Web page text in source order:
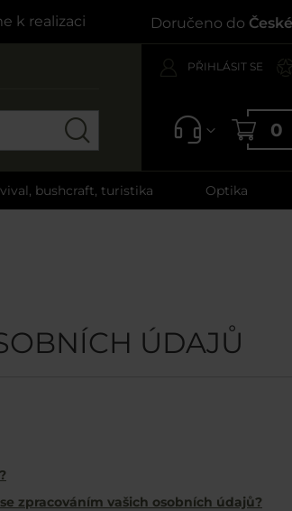
k realizaci Doručeno do
PŘIHLÁSIT SE
0
bushcraft, turistika Optika
ÚDAJŮ
zpracováním vašich osobních údajů?